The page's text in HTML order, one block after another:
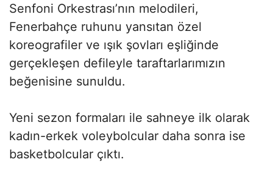
Senfoni Orkestrası’nın melodileri,
Fenerbahçe ruhunu yansıtan özel
koreografiler ve ışık şovları eşliğinde
gerçekleşen defileyle taraftarlarımızın
beğenisine sunuldu.
Yeni sezon formaları ile sahneye ilk olarak
kadın-erkek voleybolcular daha sonra ise
basketbolcular çıktı.